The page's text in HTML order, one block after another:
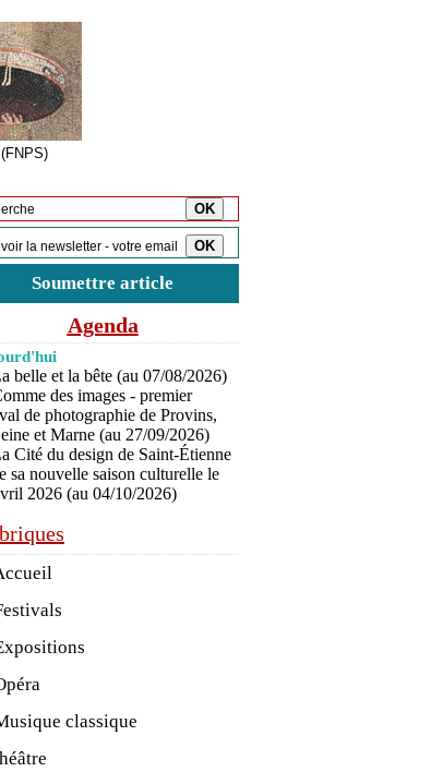
Soumettre article
Agenda
belle et la bête (au 07/08/2026)
des images - premier
de photographie de Provins,
et Marne (au 27/09/2026)
Cité du design de Saint-Étienne
sa nouvelle saison culturelle le
2026 (au 04/10/2026)
classique